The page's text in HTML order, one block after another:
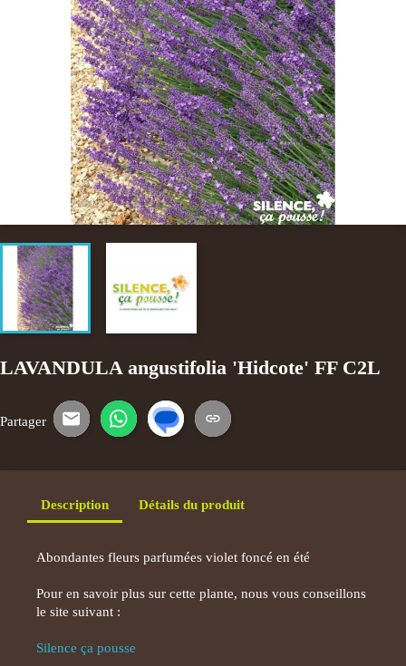
LAVANDULA angustifolia 'Hidcote' FF C2L
Partager E-mail WhatsApp
SMS Copier le lien
Description Détails du produit
Abondantes fleurs parfumées violet foncé en été
Pour en savoir plus sur cette plante, nous vous conseillons
le site suivant :
Silence ça pousse